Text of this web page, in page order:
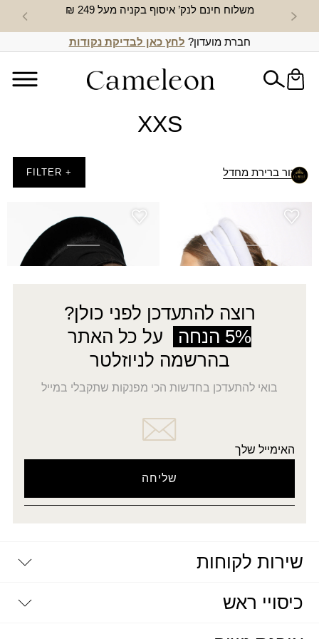
משלוח חינם לנק’ איסוף בקניה מעל 249 ₪ חדש
חברת מועדון? לחץ כאן לבדיקת נקודות
XXS
סידור ברירת מחדל + FILTER
בובי פתוח la belle
₪ 119.00
בובי פתוח שחור
₪80.00–₪ 99.00
טווח
מחירים:
⁦₪80.00⁩
רוצה להתעדכן לפני כולן?
5% הנחה
על כל האתר
בהרשמה לניוזלטר
בואי להתעדכן בחדשות הכי מפנקות שתקבלי במייל
האימייל שלך
שירות לקוחות
דרושים
כיסויי ראש